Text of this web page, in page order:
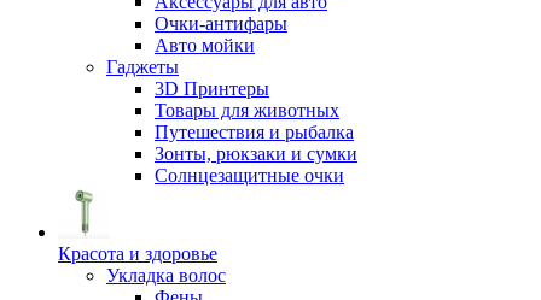
Очки-антифары
Авто мойки
Гаджеты
3D Принтеры
Товары для животных
Путешествия и рыбалка
Зонты, рюкзаки и сумки
Солнцезащитные очки
Красота и здоровье
Укладка волос